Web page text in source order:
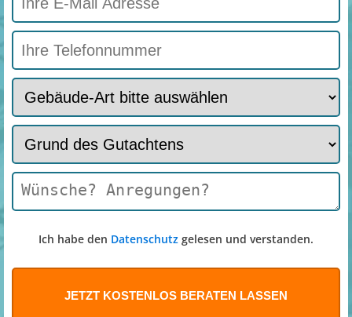
Ich habe den Datenschutz gelesen und verstanden.